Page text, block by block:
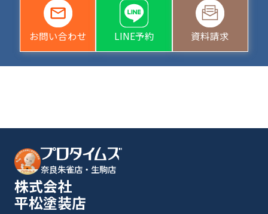
お問い合わせ LINE予約 資料請求
奈良朱雀店・生駒店
株式会社
平松塗装店